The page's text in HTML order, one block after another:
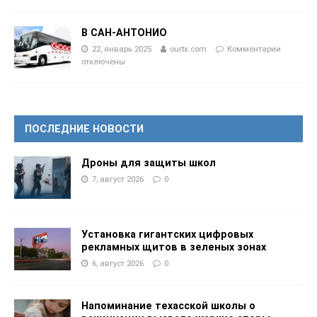
В САН-АНТОНИО
22, январь 2025 ourtx.com
Комментарии
отключены
ПОСЛЕДНИЕ НОВОСТИ
Дроны для защиты школ
7, август 2026 0
Установка гигантских цифровых
рекламных щитов в зеленых зонах
6, август 2026 0
Напоминание техасской школы о